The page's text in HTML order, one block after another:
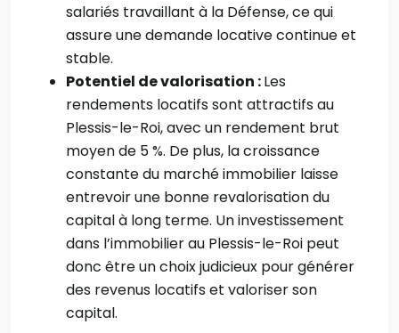
salariés travaillant à la Défense, ce qui
assure une demande locative continue et
stable.
Potentiel de valorisation :Les
rendements locatifs sont attractifs au
Plessis-le-Roi, avec un rendement brut
moyen de 5 %. De plus, la croissance
constante du marché immobilier laisse
entrevoir une bonne revalorisation du
capital à long terme. Un investissement
dans l’immobilier au Plessis-le-Roi peut
donc être un choix judicieux pour générer
des revenus locatifs et valoriser son
capital.